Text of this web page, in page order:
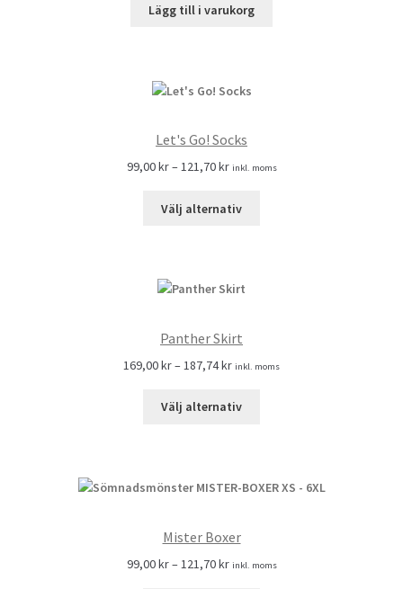
Lägg till i varukorg
Let's Go! Socks
99,00kr–121,70kr inkl. moms
Välj alternativ
Panther Skirt
169,00kr–187,74kr inkl. moms
Välj alternativ
Mister Boxer
99,00kr– 121,70kr inkl. moms